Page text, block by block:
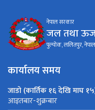
नेपाल सरकार
जल तथा
पुल्चोक, ललितपुर, नेपाल
कार्यालय समय
जाडो (कार्तिक १६ देखि माघ
आइतबार-शुक्रबार